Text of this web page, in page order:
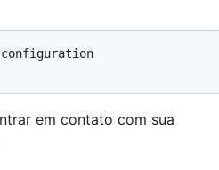
configuration
em contato com sua